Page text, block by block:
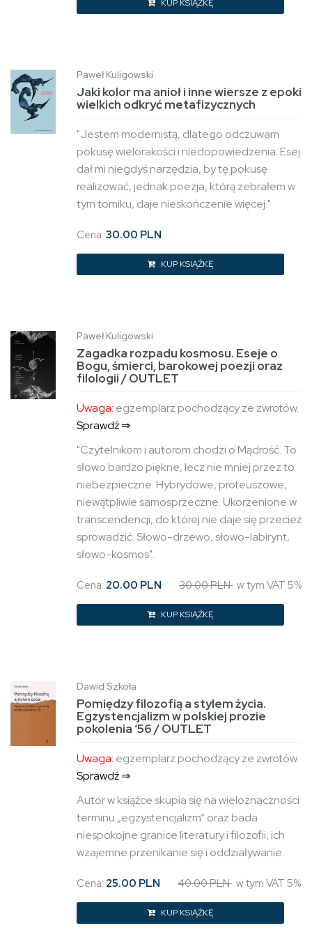
KUP KSIĄŻKĘ
Paweł Kuligowski
Jaki kolor ma anioł i inne wiersze z epoki
wielkich odkryć metafizycznych
"Jestem modernistą, dlatego odczuwam
pokusę wielorakości i niedopowiedzenia. Esej
dał mi niegdyś narzędzia, by tę pokusę
realizować, jednak poezja, którą zebrałem w
tym tomiku, daje nieskończenie więcej."
Cena: 30.00 PLN
KUP KSIĄŻKĘ
Paweł Kuligowski
Zagadka rozpadu kosmosu. Eseje o
Bogu, śmierci, barokowej poezji oraz
filologii / OUTLET
Uwaga: egzemplarz pochodzący ze zwrotów.
Sprawdź ⇒
"Czytelnikom i autorom chodzi o Mądrość. To
słowo bardzo piękne, lecz nie mniej przez to
niebezpieczne. Hybrydowe, proteuszowe,
niewątpliwie samosprzeczne. Ukorzenione w
transcendencji, do której nie daje się przecież
sprowadzić. Słowo-drzewo, słowo-labirynt,
słowo-kosmos".
Cena: 20.00 PLN 30.00 PLN w tym VAT 5%
KUP KSIĄŻKĘ
Dawid Szkoła
Pomiędzy filozofią a stylem życia.
Egzystencjalizm w polskiej prozie
pokolenia ‘56 / OUTLET
Uwaga: egzemplarz pochodzący ze zwrotów.
Sprawdź ⇒
Autor w książce skupia się na wieloznaczności
terminu „egzystencjalizm” oraz bada
niespokojne granice literatury i filozofii, ich
wzajemne przenikanie się i oddziaływanie.
Cena: 25.00 PLN 40.00 PLN w tym VAT 5%
KUP KSIĄŻKĘ